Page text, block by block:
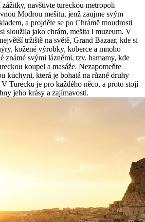
navštivte tureckou metropoli
Modrou mešitu, jenž zaujme svým
a projděte se po Chrámě moudrosti
sloužila jako chrám, mešita i muzeum. V
tržiště na světě, Grand Bazaar, kde si
kožené výrobky, koberce a mnoho
známé svými lázněmi, tzv. hamamy, kde
koupel a masáže. Nezapomeňte
kuchyni, která je bohatá na různé druhy
Turecku je pro každého něco, a proto stojí
jeho krásy a zajímavosti.